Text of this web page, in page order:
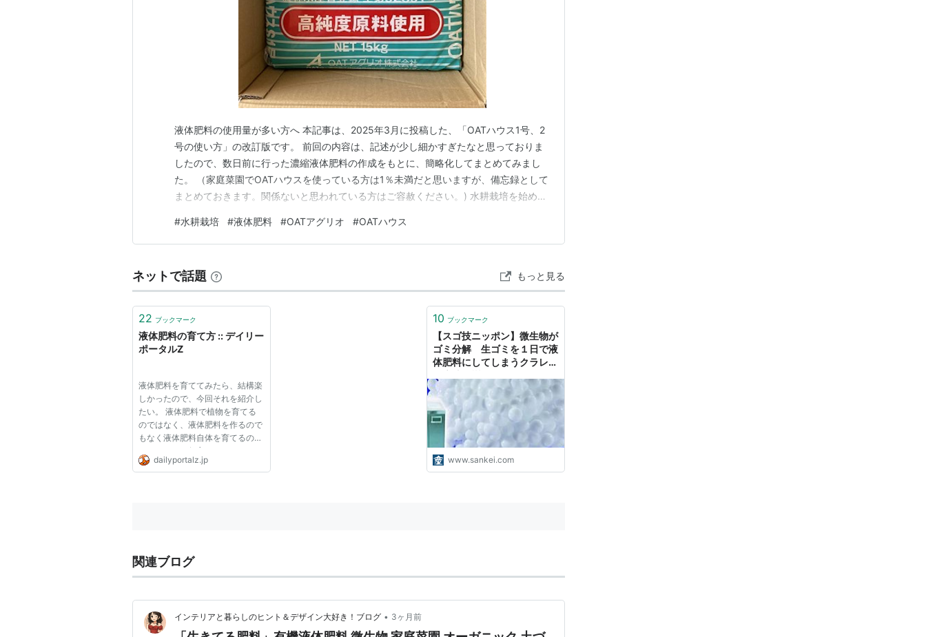
液体肥料の使用量が多い方へ 本記事は、2025年3月に投稿した、「OATハウス1号、2
号の使い方」の改訂版です。 前回の内容は、記述が少し細かすぎたなと思っておりま
したので、数日前に行った濃縮液体肥料の作成をもとに、簡略化してまとめてみまし
た。 （家庭菜園でOATハウスを使っている方は1％未満だと思いますが、備忘録として
まとめておきます。関係ないと思われている方はご容赦ください。) 水耕栽培を始めた
数が増えるにつれ、液体肥料の使用量がかない多く、もっとコスパがいい物はないかと
思うようになりました。 そこで登場したのが…
#水耕栽培 #液体肥料 #OATアグリオ #OATハウス
ネットで話題 もっと見る
22 ブックマーク
液体肥料の育て方 :: デイリー
ポータルZ
液体肥料を育ててみたら、結構楽
しかったので、今回それを紹介し
たい。 液体肥料で植物を育てる
のではなく、液体肥料を作るので
もなく液体肥料自体を育てるの
だ。ちょっと何言ってんのかわか
らないですかね。でしょうね。ま
dailyportalz.jp
10 ブックマーク
【スゴ技ニッポン】微生物が
ゴミ分解 生ゴミを１日で液
体肥料にしてしまうクラレ
www.sankei.com
関連ブログ
インテリアと暮らしのヒント＆デザイン大好き！ブログ • 3ヶ月前